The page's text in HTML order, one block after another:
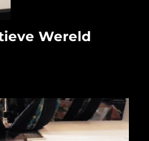
Wereld